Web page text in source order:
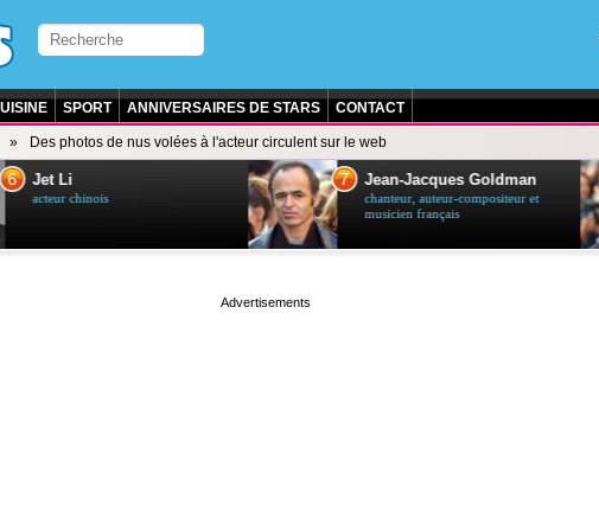
SPORT ANNIVERSAIRES DE STARS CONTACT
Des photos de nus volées à l'acteur circulent sur le web
chinois
7 Jean-Jacques Goldman
chanteur, auteur-compositeur et
musicien français